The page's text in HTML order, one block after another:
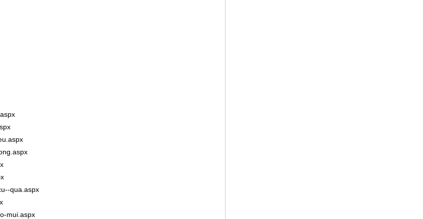
qua.aspx
mui.aspx